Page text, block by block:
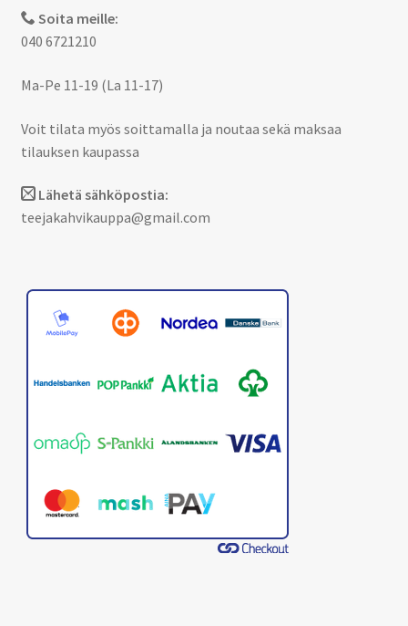
Soita meille:
040 6721210
Ma-Pe 11-19 (La 11-17)
Voit tilata myös soittamalla ja noutaa sekä maksaa
tilauksen kaupassa
Lähetä sähköpostia:
teejakahvikauppa@gmail.com